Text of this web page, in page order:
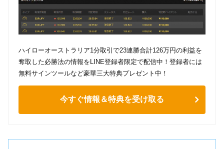
ハイローオーストラリア1分取引で23連勝合計126万円の利益を
奪取した必勝法の情報をLINE登録者限定で配信中！登録者には
無料サインツールなど豪華三大特典プレゼント中！
今すぐ情報＆特典を受け取る